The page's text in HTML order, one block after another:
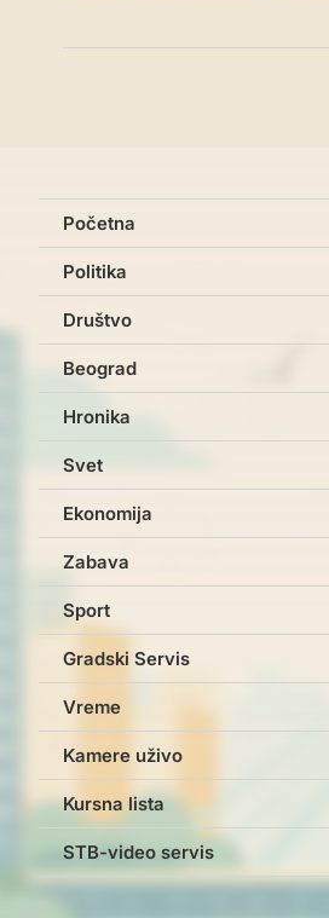
Početna
Politika
Društvo
Beograd
Hronika
Svet
Ekonomija
Zabava
Sport
Gradski Servis
Vreme
Kamere uživo
Kursna lista
STB-video servis